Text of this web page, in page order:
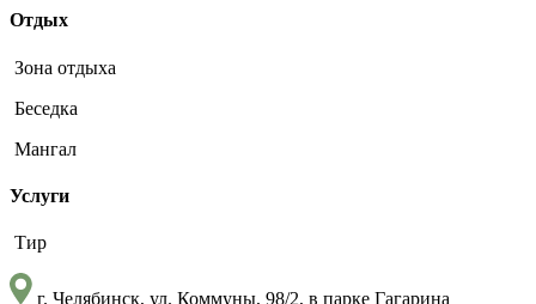
Отдых
Зона отдыха
Беседка
Мангал
Услуги
Тир
г. Челябинск, ул. Коммуны, 98/2, в парке Гагарина